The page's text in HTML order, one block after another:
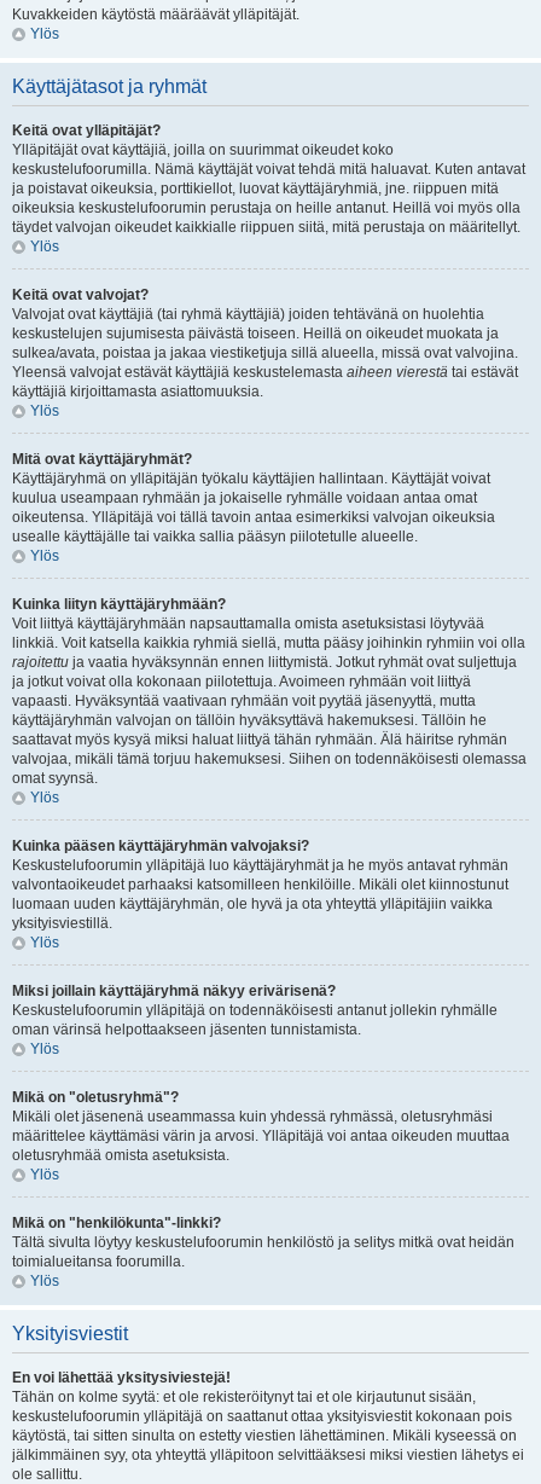
Kuvakkeiden käytöstä määräävät ylläpitäjät.
Ylös
Käyttäjätasot ja ryhmät
Keitä ovat ylläpitäjät?
Ylläpitäjät ovat käyttäjiä, joilla on suurimmat oikeudet koko
keskustelufoorumilla. Nämä käyttäjät voivat tehdä mitä haluavat. Kuten antavat
ja poistavat oikeuksia, porttikiellot, luovat käyttäjäryhmiä, jne. riippuen mitä
oikeuksia keskustelufoorumin perustaja on heille antanut. Heillä voi myös olla
täydet valvojan oikeudet kaikkialle riippuen siitä, mitä perustaja on määritellyt.
Ylös
Keitä ovat valvojat?
Valvojat ovat käyttäjiä (tai ryhmä käyttäjiä) joiden tehtävänä on huolehtia
keskustelujen sujumisesta päivästä toiseen. Heillä on oikeudet muokata ja
sulkea/avata, poistaa ja jakaa viestiketjuja sillä alueella, missä ovat valvojina.
Yleensä valvojat estävät käyttäjiä keskustelemasta aiheen vierestä tai estävät
käyttäjiä kirjoittamasta asiattomuuksia.
Ylös
Mitä ovat käyttäjäryhmät?
Käyttäjäryhmä on ylläpitäjän työkalu käyttäjien hallintaan. Käyttäjät voivat
kuulua useampaan ryhmään ja jokaiselle ryhmälle voidaan antaa omat
oikeutensa. Ylläpitäjä voi tällä tavoin antaa esimerkiksi valvojan oikeuksia
usealle käyttäjälle tai vaikka sallia pääsyn piilotetulle alueelle.
Ylös
Kuinka liityn käyttäjäryhmään?
Voit liittyä käyttäjäryhmään napsauttamalla omista asetuksistasi löytyvää
linkkiä. Voit katsella kaikkia ryhmiä siellä, mutta pääsy joihinkin ryhmiin voi olla
rajoitettu ja vaatia hyväksynnän ennen liittymistä. Jotkut ryhmät ovat suljettuja
ja jotkut voivat olla kokonaan piilotettuja. Avoimeen ryhmään voit liittyä
vapaasti. Hyväksyntää vaativaan ryhmään voit pyytää jäsenyyttä, mutta
käyttäjäryhmän valvojan on tällöin hyväksyttävä hakemuksesi. Tällöin he
saattavat myös kysyä miksi haluat liittyä tähän ryhmään. Älä häiritse ryhmän
valvojaa, mikäli tämä torjuu hakemuksesi. Siihen on todennäköisesti olemassa
omat syynsä.
Ylös
Kuinka pääsen käyttäjäryhmän valvojaksi?
Keskustelufoorumin ylläpitäjä luo käyttäjäryhmät ja he myös antavat ryhmän
valvontaoikeudet parhaaksi katsomilleen henkilöille. Mikäli olet kiinnostunut
luomaan uuden käyttäjäryhmän, ole hyvä ja ota yhteyttä ylläpitäjiin vaikka
yksityisviestillä.
Ylös
Miksi joillain käyttäjäryhmä näkyy erivärisenä?
Keskustelufoorumin ylläpitäjä on todennäköisesti antanut jollekin ryhmälle
oman värinsä helpottaakseen jäsenten tunnistamista.
Ylös
Mikä on "oletusryhmä"?
Mikäli olet jäsenenä useammassa kuin yhdessä ryhmässä, oletusryhmäsi
määrittelee käyttämäsi värin ja arvosi. Ylläpitäjä voi antaa oikeuden muuttaa
oletusryhmää omista asetuksista.
Ylös
Mikä on "henkilökunta"-linkki?
Tältä sivulta löytyy keskustelufoorumin henkilöstö ja selitys mitkä ovat heidän
toimialueitansa foorumilla.
Ylös
Yksityisviestit
En voi lähettää yksitysiviestejä!
Tähän on kolme syytä: et ole rekisteröitynyt tai et ole kirjautunut sisään,
keskustelufoorumin ylläpitäjä on saattanut ottaa yksityisviestit kokonaan pois
käytöstä, tai sitten sinulta on estetty viestien lähettäminen. Mikäli kyseessä on
jälkimmäinen syy, ota yhteyttä ylläpitoon selvittääksesi miksi viestien lähetys ei
ole sallittu.